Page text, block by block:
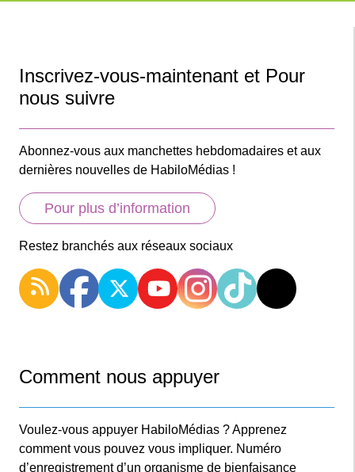
Inscrivez-vous-maintenant et Pour
nous suivre
Abonnez-vous aux manchettes hebdomadaires et aux
dernières nouvelles de HabiloMédias !
Pour plus d’information
Restez branchés aux réseaux sociaux
Comment nous appuyer
Voulez-vous appuyer HabiloMédias ? Apprenez
comment vous pouvez vous impliquer. Numéro
d’enregistrement d’un organisme de bienfaisance